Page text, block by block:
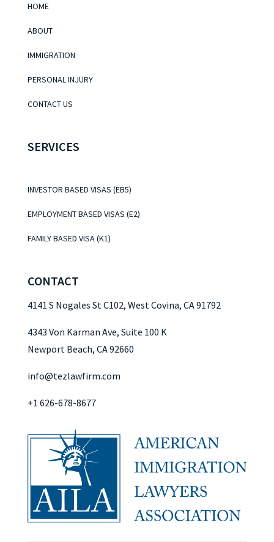
HOME
ABOUT
IMMIGRATION
PERSONAL INJURY
CONTACT US
SERVICES
INVESTOR BASED VISAS (EB5)
EMPLOYMENT BASED VISAS (E2)
FAMILY BASED VISA (K1)
CONTACT
4141 S Nogales St C102, West Covina, CA 91792
4343 Von Karman Ave, Suite 100 K
Newport Beach, CA 92660
info@tezlawfirm.com
+1 626-678-8677